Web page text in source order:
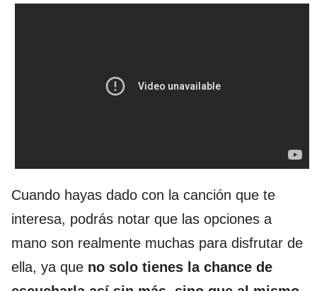
Cuando hayas dado con la canción que te
interesa, podrás notar que las opciones a
mano son realmente muchas para disfrutar de
ella, ya que no solo tienes la chance de